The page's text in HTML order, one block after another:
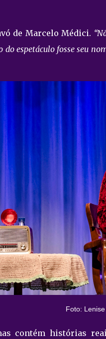
de Marcelo Médici.
espetáculo fosse seu
Foto:
contém histórias